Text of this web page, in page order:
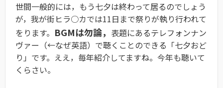
世間一般的には，もう七夕は終わって居るのでしょう
が，我が街ヒラ○カでは11日まで祭りが執り行われて
をります。 BGMは勿論， 表題にあるテレフォンナン
ヴァー（←なぜ英語）で聴くことのできる「七夕おど
り」です。ええ，毎年紹介してますね。今年も聴いて
くらさい。